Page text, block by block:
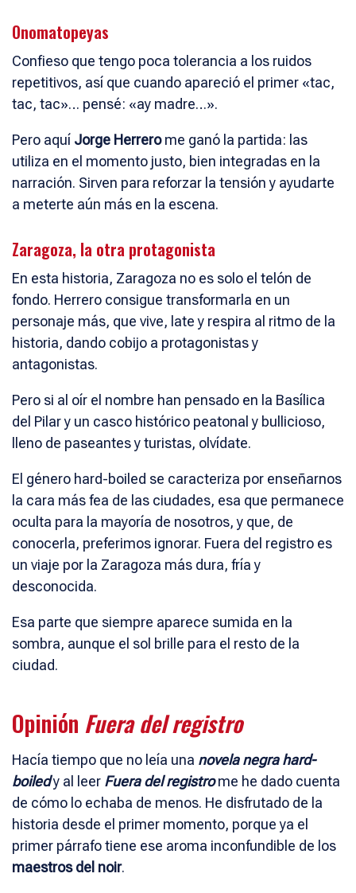
Onomatopeyas
Confieso que tengo poca tolerancia a los ruidos
repetitivos, así que cuando apareció el primer «tac,
tac, tac»… pensé: «ay madre…».
Pero aquí Jorge Herrerome ganó la partida: las
utiliza en el momento justo, bien integradas en la
narración. Sirven para reforzar la tensión y ayudarte
a meterte aún más en la escena.
Zaragoza, la otra protagonista
En esta historia, Zaragoza no es solo el telón de
fondo. Herrero consigue transformarla en un
personaje más, que vive, late y respira al ritmo de la
historia, dando cobijo a protagonistas y
antagonistas.
Pero si al oír el nombre han pensado en la Basílica
del Pilar y un casco histórico peatonal y bullicioso,
lleno de paseantes y turistas, olvídate.
El género hard-boiled se caracteriza por enseñarnos
la cara más fea de las ciudades, esa que permanece
oculta para la mayoría de nosotros, y que, de
conocerla, preferimos ignorar. Fuera del registro es
un viaje por la Zaragoza más dura, fría y
desconocida.
Esa parte que siempre aparece sumida en la
sombra, aunque el sol brille para el resto de la
ciudad.
Opinión Fuera del registro
Hacía tiempo que no leía una novela negra hard-
boiledy al leer Fuera del registrome he dado cuenta
de cómo lo echaba de menos. He disfrutado de la
historia desde el primer momento, porque ya el
primer párrafo tiene ese aroma inconfundible de los
maestros del noir.